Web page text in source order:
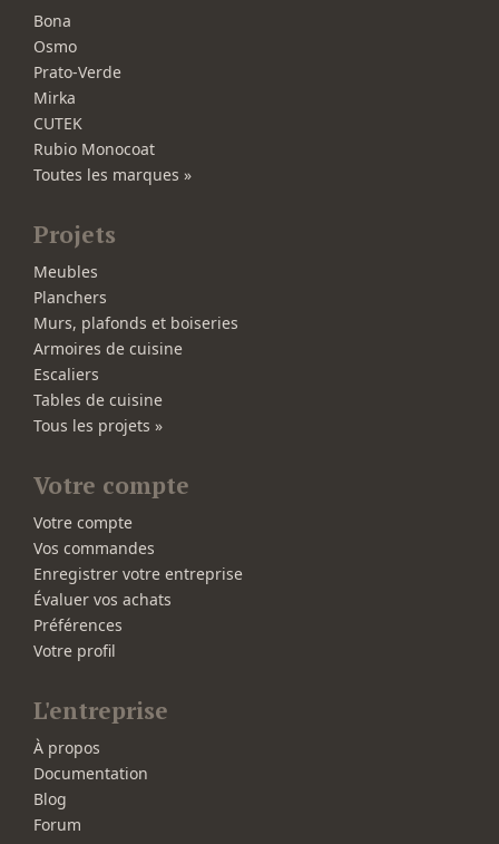
Bona
Osmo
Prato-Verde
Mirka
CUTEK
Rubio Monocoat
Toutes les marques »
Projets
Meubles
Planchers
Murs, plafonds et boiseries
Armoires de cuisine
Escaliers
Tables de cuisine
Tous les projets »
Votre compte
Votre compte
Vos commandes
Enregistrer votre entreprise
Évaluer vos achats
Préférences
Votre profil
L'entreprise
À propos
Documentation
Blog
Forum